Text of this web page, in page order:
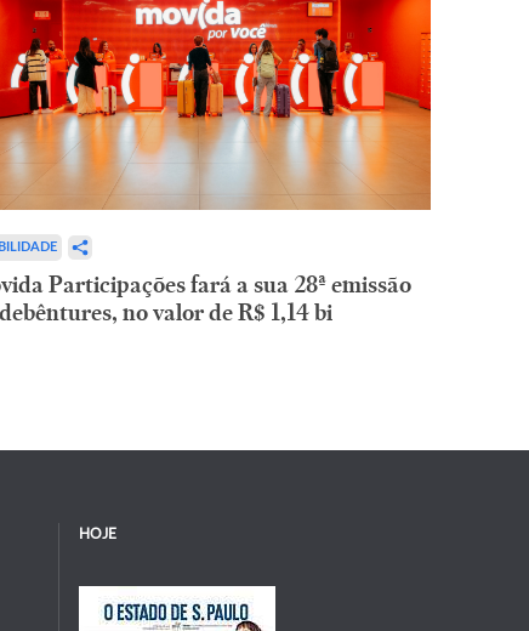
Participações fará a sua 28ª emissão
no valor de R$ 1,14 bi
HOJE